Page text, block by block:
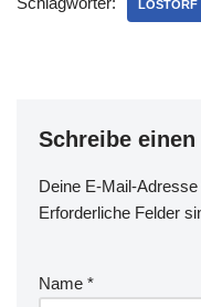
LOSTORF
Schreibe
Deine E-Mail-
Erforderliche Felder
Name *